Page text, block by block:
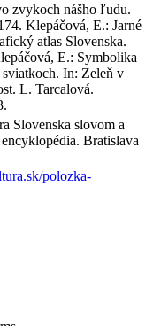
zvykoch nášho ľudu.
Klepáčová, E.: Jarné
atlas Slovenska.
E.: Symbolika
In: Zeleň v
L. Tarcalová.
Slovenska slovom a
Bratislava
polozka-